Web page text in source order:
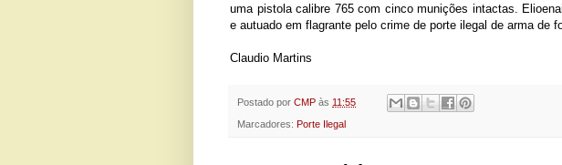
uma pistola calibre 765 com cinco munições intactas.
e autuado em flagrante pelo crime de porte ilegal de arma de
Claudio Martins
Postado por CMP às 11:55
Marcadores: Porte Ilegal